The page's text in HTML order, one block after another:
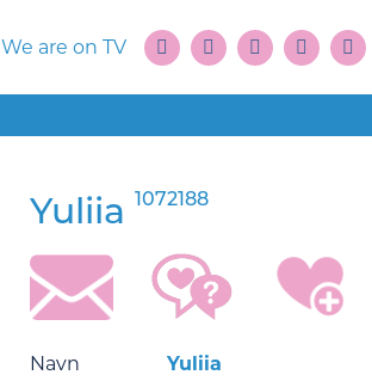
We are on TV
Yuliia 1072188
Navn
Yuliia